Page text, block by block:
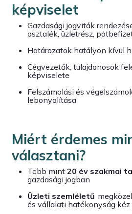
képviselet
Gazdasági jogviták
osztalék, üzletrész,
Határozatok hatályon kívül
Cégvezetők, tulajdonosok
képviselete
Felszámolási és
lebonyolítása
Miért érdemes
választani?
Több mint 20 év szakmai
gazdasági jogban
Üzleti szemléletű
és vállalati hatékonyság kéz